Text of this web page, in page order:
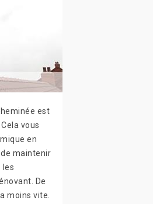
est
vous
en
maintenir
les
De
moins vite.